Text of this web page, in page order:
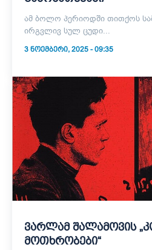
ამ ბოლო პერიოდში თითქოს
ირგვლივ სულ ცუდი...
3 ᲜᲝᲔᲛᲑᲔᲠᲘ, 2025 - 09:35
ვარლამ შალამოვის
მოთხრობები“